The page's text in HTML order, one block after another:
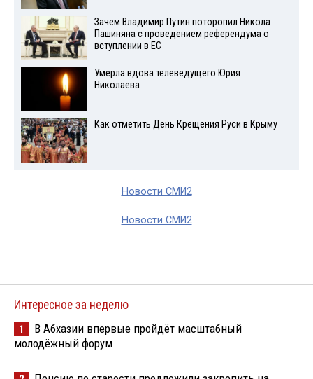
Зачем Владимир Путин поторопил Никола
Пашиняна с проведением референдума о
вступлении в ЕС
Умерла вдова телеведущего Юрия
Николаева
Как отметить День Крещения Руси в Крыму
Новости СМИ2
Новости СМИ2
Интересное за неделю
1
В Абхазии впервые пройдёт масштабный
молодёжный форум